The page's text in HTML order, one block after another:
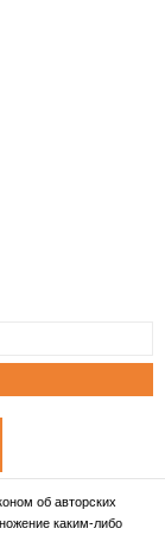
об авторских
каким-либо